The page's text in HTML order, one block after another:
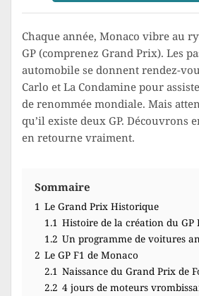
Chaque année, Monaco vibre au
GP (comprenez Grand Prix). Les
automobile se donnent rendez-
Carlo et La Condamine pour
de renommée mondiale. Mais
qu’il existe deux GP. Découvrons
en retourne vraiment.
Sommaire
1 Le Grand Prix Historique
1.1 Histoire de la création du GP
1.2 Un programme de voitures
2 Le GP F1 de Monaco
2.1 Naissance du Grand Prix de
2.2 4 jours de moteurs